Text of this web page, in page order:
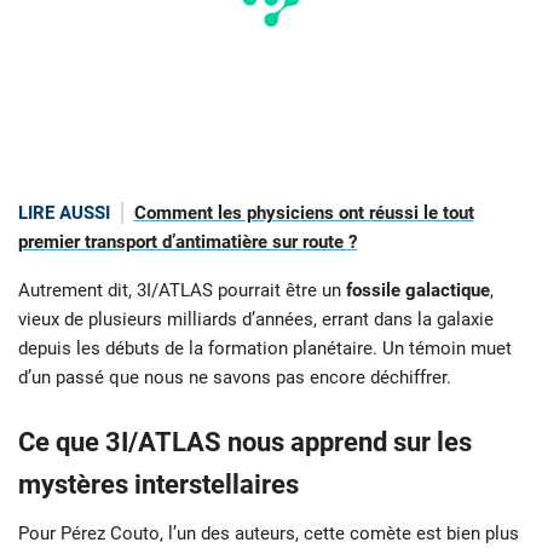
LIRE AUSSI
Comment les physiciens ont réussi le tout
premier transport d’antimatière sur route ?
Autrement dit, 3I/ATLAS pourrait être un fossile galactique,
vieux de plusieurs milliards d’années, errant dans la galaxie
depuis les débuts de la formation planétaire. Un témoin muet
d’un passé que nous ne savons pas encore déchiffrer.
Ce que 3I/ATLAS nous apprend sur les
mystères interstellaires
Pour Pérez Couto, l’un des auteurs, cette comète est bien plus